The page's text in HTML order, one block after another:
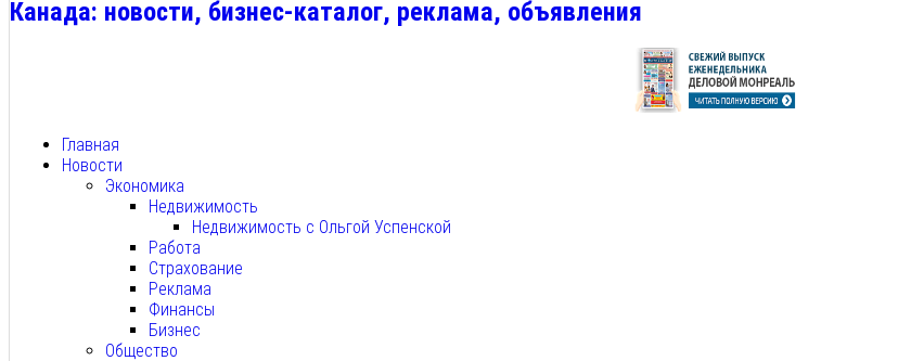
Канада: новости, бизнес-каталог, реклама, объявления
Главная
Новости
Экономика
Недвижимость
Недвижимость с Ольгой Успенской
Работа
Страхование
Реклама
Финансы
Бизнес
Общество